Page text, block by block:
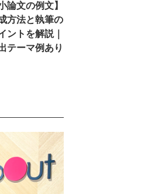
論文の例文】
方法と執筆の
ントを解説｜
テーマ例あり